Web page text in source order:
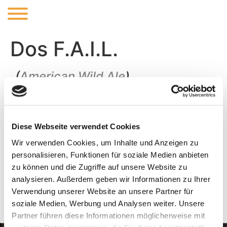
Diese Webseite verwendet Cookies
Wir verwenden Cookies, um Inhalte und Anzeigen zu
personalisieren, Funktionen für soziale Medien anbieten
zu können und die Zugriffe auf unsere Website zu
analysieren. Außerdem geben wir Informationen zu Ihrer
Verwendung unserer Website an unsere Partner für
soziale Medien, Werbung und Analysen weiter. Unsere
Partner führen diese Informationen möglicherweise mit
Dos F.A.I.L.
(American Wild Ale)
Dos F.A.I.L. (Formerly An Interesting Lager) – A Wild
Our Native Yeast & Bacteria
ABV: 6% IBU: